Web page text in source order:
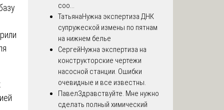
соо...
ТатьянаНужна экспертиза ДНК
супружеской измены по пятнам
на нижнем белье
СергейНужна экспертиза на
конструкторские чертежи
насосной станции. Ошибки
очевидные и все известны.
ПавелЗдравствуйте. Мне нужно
сделать полный химический